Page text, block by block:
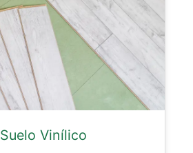
Suelo Vinílico